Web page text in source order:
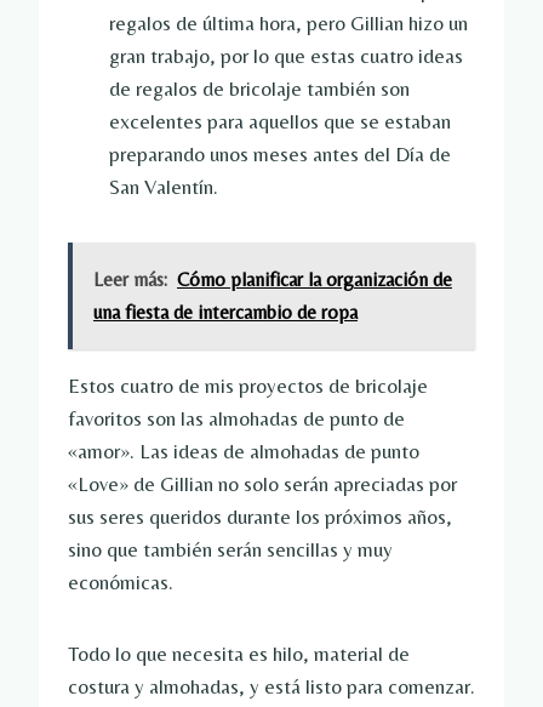
regalos de última hora, pero Gillian hizo un
gran trabajo, por lo que estas cuatro ideas
de regalos de bricolaje también son
excelentes para aquellos que se estaban
preparando unos meses antes del Día de
San Valentín.
Leer más: Cómo planificar la organización de
una fiesta de intercambio de ropa
Estos cuatro de mis proyectos de bricolaje
favoritos son las almohadas de punto de
«amor». Las ideas de almohadas de punto
«Love» de Gillian no solo serán apreciadas por
sus seres queridos durante los próximos años,
sino que también serán sencillas y muy
económicas.
Todo lo que necesita es hilo, material de
costura y almohadas, y está listo para comenzar.